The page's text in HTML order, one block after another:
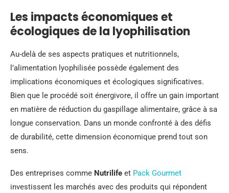
Les impacts économiques et
écologiques de la lyophilisation
Au-delà de ses aspects pratiques et nutritionnels,
l’alimentation lyophilisée possède également des
implications économiques et écologiques significatives.
Bien que le procédé soit énergivore, il offre un gain important
en matière de réduction du gaspillage alimentaire, grâce à sa
longue conservation. Dans un monde confronté à des défis
de durabilité, cette dimension économique prend tout son
sens.
Des entreprises comme Nutrilife et Pack Gourmet
investissent les marchés avec des produits qui répondent